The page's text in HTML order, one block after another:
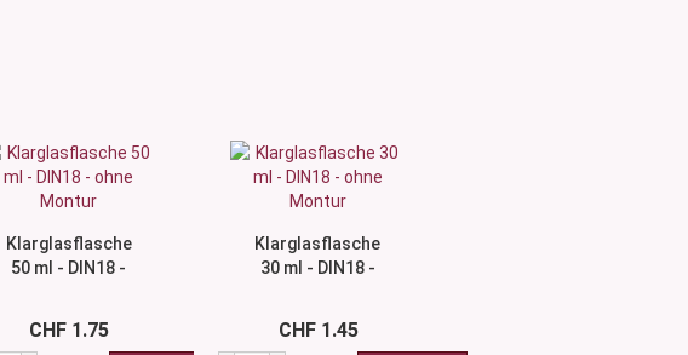
Klarglasflasche
50 ml - DIN18 -
CHF 1.75
Klarglasflasche
30 ml - DIN18 -
CHF 1.45